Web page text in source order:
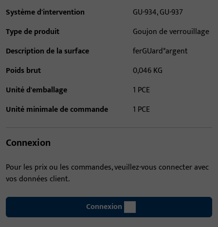
Système d'intervention
GU-934, GU-937
Type de produit
Goujon de verrouillage
Description de la surface
ferGUard*argent
Poids brut
0,046 KG
Unité d'emballage
1 PCE
Unité minimale de commande
1 PCE
Connexion
Pour les prix ou les commandes, veuillez-vous connecter avec
vos données client.
Connexion